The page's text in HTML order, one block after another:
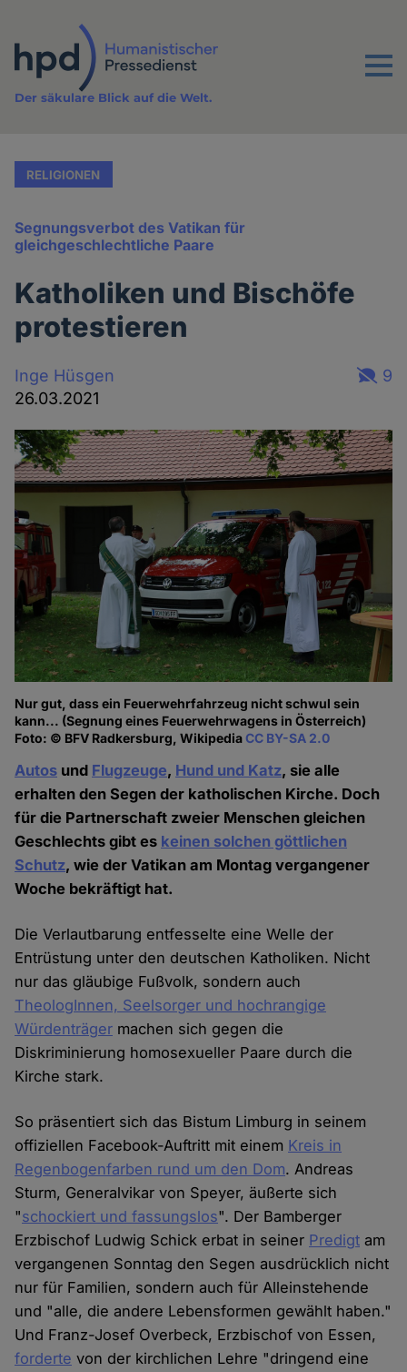
Inhalt
Menu
Der säkulare Blick auf die Welt.
RELIGIONEN
Segnungsverbot des Vatikan für
gleichgeschlechtliche Paare
Katholiken und Bischöfe
protestieren
Inge Hüsgen
26.03.2021
9
Nur gut, dass ein Feuerwehrfahrzeug nicht schwul sein
kann... (Segnung eines Feuerwehrwagens in Österreich)
Foto: © BFV Radkersburg, WikipediaCC BY-SA 2.0
Autos und Flugzeuge, Hund und Katz, sie alle
erhalten den Segen der katholischen Kirche. Doch
für die Partnerschaft zweier Menschen gleichen
Geschlechts gibt es keinen solchen göttlichen
Schutz, wie der Vatikan am Montag vergangener
Woche bekräftigt hat.
Die Verlautbarung entfesselte eine Welle der
Entrüstung unter den deutschen Katholiken. Nicht
nur das gläubige Fußvolk, sondern auch
TheologInnen, Seelsorger und hochrangige
Würdenträger machen sich gegen die
Diskriminierung homosexueller Paare durch die
Kirche stark.
So präsentiert sich das Bistum Limburg in seinem
offiziellen Facebook-Auftritt mit einem Kreis in
Regenbogenfarben rund um den Dom. Andreas
Sturm, Generalvikar von Speyer, äußerte sich
"schockiert und fassungslos". Der Bamberger
Erzbischof Ludwig Schick erbat in seiner Predigt am
vergangenen Sonntag den Segen ausdrücklich nicht
nur für Familien, sondern auch für Alleinstehende
und "alle, die andere Lebensformen gewählt haben."
Und Franz-Josef Overbeck, Erzbischof von Essen,
forderte von der kirchlichen Lehre "dringend eine